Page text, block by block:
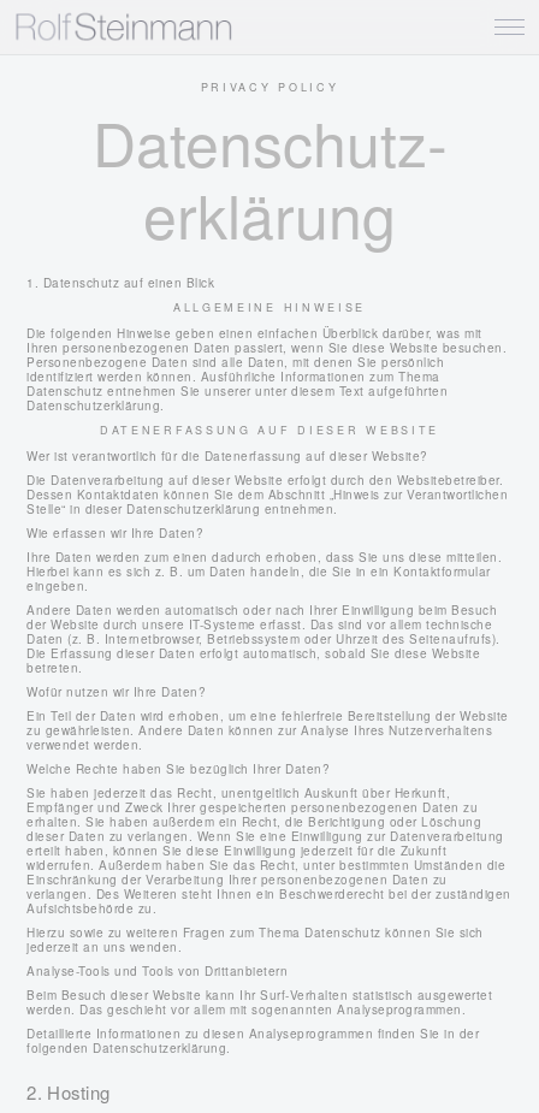
PRIVACY POLICY
Datenschutz­
erklärung
1. Datenschutz auf einen Blick
ALLGEMEINE HINWEISE
Die folgenden Hinweise geben einen einfachen Überblick darüber, was mit
Ihren personenbezogenen Daten passiert, wenn Sie diese Website besuchen.
Personenbezogene Daten sind alle Daten, mit denen Sie persönlich
identifiziert werden können. Ausführliche Informationen zum Thema
Datenschutz entnehmen Sie unserer unter diesem Text aufgeführten
Datenschutzerklärung.
DATENERFASSUNG AUF DIESER WEBSITE
Wer ist verantwortlich für die Datenerfassung auf dieser Website?
Die Datenverarbeitung auf dieser Website erfolgt durch den Websitebetreiber.
Dessen Kontaktdaten können Sie dem Abschnitt „Hinweis zur Verantwortlichen
Stelle“ in dieser Datenschutzerklärung entnehmen.
Wie erfassen wir Ihre Daten?
Ihre Daten werden zum einen dadurch erhoben, dass Sie uns diese mitteilen.
Hierbei kann es sich z. B. um Daten handeln, die Sie in ein Kontaktformular
eingeben.
Andere Daten werden automatisch oder nach Ihrer Einwilligung beim Besuch
der Website durch unsere IT-Systeme erfasst. Das sind vor allem technische
Daten (z. B. Internetbrowser, Betriebssystem oder Uhrzeit des Seitenaufrufs).
Die Erfassung dieser Daten erfolgt automatisch, sobald Sie diese Website
betreten.
Wofür nutzen wir Ihre Daten?
Ein Teil der Daten wird erhoben, um eine fehlerfreie Bereitstellung der Website
zu gewährleisten. Andere Daten können zur Analyse Ihres Nutzerverhaltens
verwendet werden.
Welche Rechte haben Sie bezüglich Ihrer Daten?
Sie haben jederzeit das Recht, unentgeltlich Auskunft über Herkunft,
Empfänger und Zweck Ihrer gespeicherten personenbezogenen Daten zu
erhalten. Sie haben außerdem ein Recht, die Berichtigung oder Löschung
dieser Daten zu verlangen. Wenn Sie eine Einwilligung zur Datenverarbeitung
erteilt haben, können Sie diese Einwilligung jederzeit für die Zukunft
widerrufen. Außerdem haben Sie das Recht, unter bestimmten Umständen die
Einschränkung der Verarbeitung Ihrer personenbezogenen Daten zu
verlangen. Des Weiteren steht Ihnen ein Beschwerderecht bei der zuständigen
Aufsichtsbehörde zu.
Hierzu sowie zu weiteren Fragen zum Thema Datenschutz können Sie sich
jederzeit an uns wenden.
Analyse-Tools und Tools von Dritt­anbietern
Beim Besuch dieser Website kann Ihr Surf-Verhalten statistisch ausgewertet
werden. Das geschieht vor allem mit sogenannten Analyseprogrammen.
Detaillierte Informationen zu diesen Analyseprogrammen finden Sie in der
folgenden Datenschutzerklärung.
2. Hosting